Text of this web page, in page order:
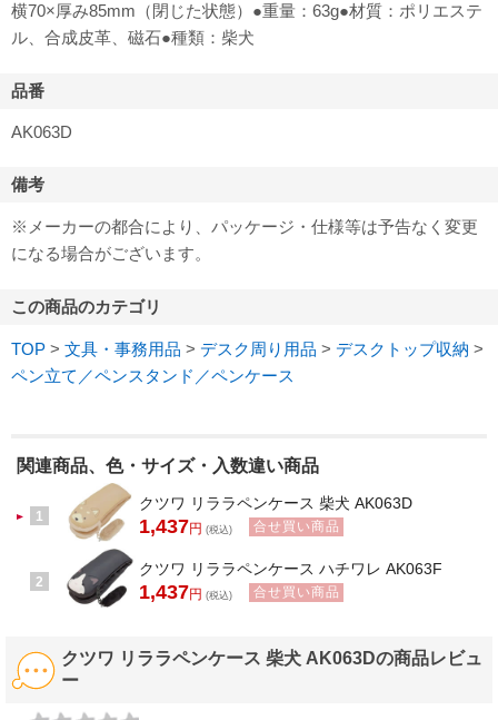
横70×厚み85mm（閉じた状態）●重量：63g●材質：ポリエステ
ル、合成皮革、磁石●種類：柴犬
品番
AK063D
備考
※メーカーの都合により、パッケージ・仕様等は予告なく変更
になる場合がございます。
この商品のカテゴリ
TOP > 文具・事務用品 > デスク周り用品 > デスクトップ収納 >
ペン立て／ペンスタンド／ペンケース
関連商品、色・サイズ・入数違い商品
1
クツワ リララペンケース 柴犬 AK063D
1,437円 (税込) 合せ買い商品
2
クツワ リララペンケース ハチワレ AK063F
1,437円 (税込) 合せ買い商品
クツワ リララペンケース 柴犬 AK063Dの商品レビュ
ー